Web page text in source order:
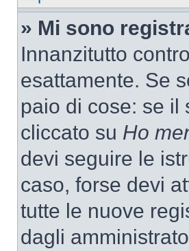
» Mi sono
Innanzitutto
esattamente. Se
paio di cose: se il
cliccato su Ho
devi seguire le
caso, forse devi
tutte le nuove
dagli